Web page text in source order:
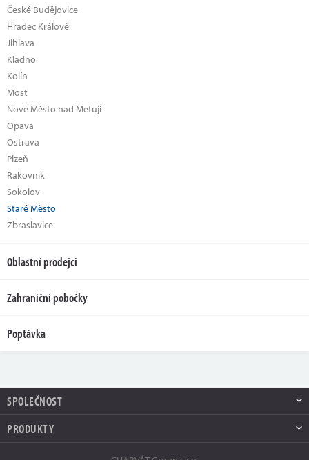
České Budějovice
Hradec Králové
Jihlava
Kladno
Kolín
Most
Nové Město nad Metují
Opava
Ostrava
Plzeň
Rakovník
Sokolov
Staré Město
Zbraslavice
Oblastní prodejci
Zahraniční pobočky
Poptávka
SPOLEČNOST
PRODUKTY